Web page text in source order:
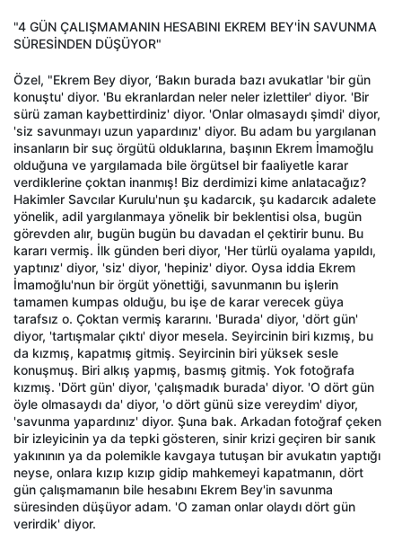
"4 GÜN ÇALIŞMAMANIN HESABINI EKREM BEY'İN SAVUNMA
SÜRESİNDEN DÜŞÜYOR"
Özel, "Ekrem Bey diyor, ‘Bakın burada bazı avukatlar 'bir gün
konuştu' diyor. 'Bu ekranlardan neler neler izlettiler' diyor. 'Bir
sürü zaman kaybettirdiniz' diyor. 'Onlar olmasaydı şimdi' diyor,
'siz savunmayı uzun yapardınız' diyor. Bu adam bu yargılanan
insanların bir suç örgütü olduklarına, başının Ekrem İmamoğlu
olduğuna ve yargılamada bile örgütsel bir faaliyetle karar
verdiklerine çoktan inanmış! Biz derdimizi kime anlatacağız?
Hakimler Savcılar Kurulu'nun şu kadarcık, şu kadarcık adalete
yönelik, adil yargılanmaya yönelik bir beklentisi olsa, bugün
görevden alır, bugün bugün bu davadan el çektirir bunu. Bu
kararı vermiş. İlk günden beri diyor, 'Her türlü oyalama yapıldı,
yaptınız' diyor, 'siz' diyor, 'hepiniz' diyor. Oysa iddia Ekrem
İmamoğlu'nun bir örgüt yönettiği, savunmanın bu işlerin
tamamen kumpas olduğu, bu işe de karar verecek güya
tarafsız o. Çoktan vermiş kararını. 'Burada' diyor, 'dört gün'
diyor, 'tartışmalar çıktı' diyor mesela. Seyircinin biri kızmış, bu
da kızmış, kapatmış gitmiş. Seyircinin biri yüksek sesle
konuşmuş. Biri alkış yapmış, basmış gitmiş. Yok fotoğrafa
kızmış. 'Dört gün' diyor, 'çalışmadık burada' diyor. 'O dört gün
öyle olmasaydı da' diyor, 'o dört günü size vereydim' diyor,
'savunma yapardınız' diyor. Şuna bak. Arkadan fotoğraf çeken
bir izleyicinin ya da tepki gösteren, sinir krizi geçiren bir sanık
yakınının ya da polemikle kavgaya tutuşan bir avukatın yaptığı
neyse, onlara kızıp kızıp gidip mahkemeyi kapatmanın, dört
gün çalışmamanın bile hesabını Ekrem Bey'in savunma
süresinden düşüyor adam. 'O zaman onlar olaydı dört gün
verirdik' diyor.